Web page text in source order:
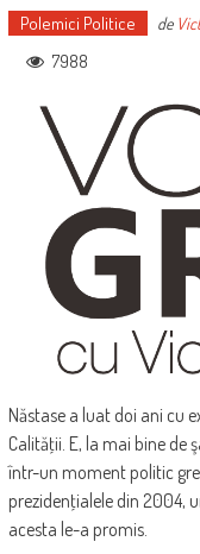
Polemici Politice de
7988
Năstase a luat doi ani cu
Calităţii. E, la mai bine de
într-un moment politic
prezidenţialele din 2004,
acesta le-a promis.